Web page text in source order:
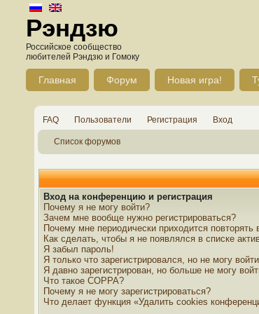
Рэндзю
Российское сообщество
любителей Рэндзю и Гомоку
Главная Форум Новая игра!
FAQ Пользователи Регистрация Вход
Список форумов
Вход на конференцию и регистрация
Почему я не могу войти?
Зачем мне вообще нужно регистрироваться?
Почему мне периодически приходится
Как сделать, чтобы я не появлялся в списке
Я забыл пароль!
Я только что зарегистрировался, но не могу
Я давно зарегистрирован, но больше не могу
Что такое COPPA?
Почему я не могу зарегистрироваться?
Что делает функция «Удалить cookies